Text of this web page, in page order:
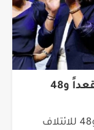
استطلاع: المعارضة الإسرائيلية 62 مقعداً و48